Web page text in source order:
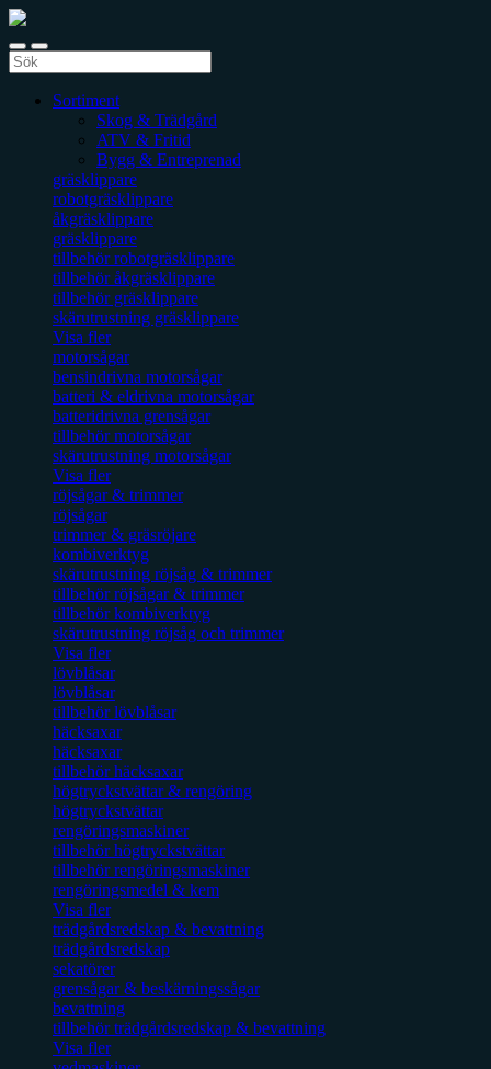
Sortiment
Skog & Trädgård
ATV & Fritid
Bygg & Entreprenad
gräsklippare
robotgräsklippare
åkgräsklippare
gräsklippare
tillbehör robotgräsklippare
tillbehör åkgräsklippare
tillbehör gräsklippare
skärutrustning gräsklippare
Visa fler
motorsågar
bensindrivna motorsågar
batteri & eldrivna motorsågar
batteridrivna grensågar
tillbehör motorsågar
skärutrustning motorsågar
Visa fler
röjsågar & trimmer
röjsågar
trimmer & gräsröjare
kombiverktyg
skärutrustning röjsåg & trimmer
tillbehör röjsågar & trimmer
tillbehör kombiverktyg
skärutrustning röjsåg och trimmer
Visa fler
lövblåsar
lövblåsar
tillbehör lövblåsar
häcksaxar
häcksaxar
tillbehör häcksaxar
högtryckstvättar & rengöring
högtryckstvättar
rengöringsmaskiner
tillbehör högtryckstvättar
tillbehör rengöringsmaskiner
rengöringsmedel & kem
Visa fler
trädgårdsredskap & bevattning
trädgårdsredskap
sekatörer
grensågar & beskärningssågar
bevattning
tillbehör trädgårdsredskap & bevattning
Visa fler